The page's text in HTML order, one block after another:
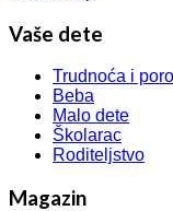
Vaše dete
Trudnoća i
Beba
Malo dete
Školarac
Roditeljstvo
Magazin